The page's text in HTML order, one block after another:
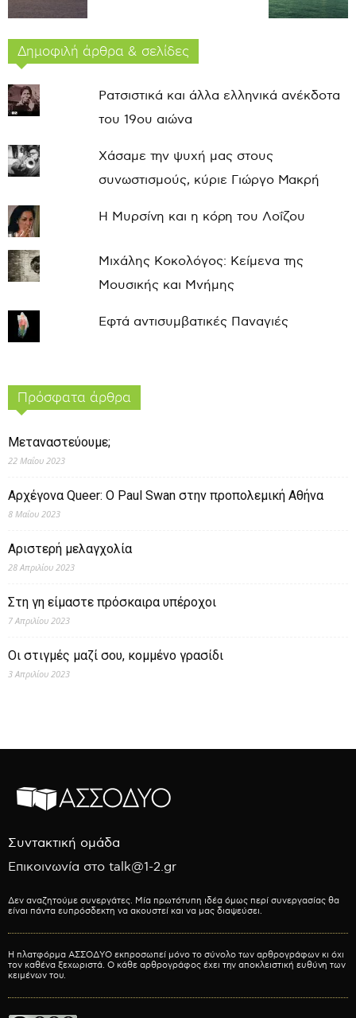
Δημοφιλή άρθρα & σελίδες
Ρατσιστικά και άλλα ελληνικά ανέκδοτα
του 19ου αιώνα
Χάσαμε την ψυχή μας στους
συνωστισμούς, κύριε Γιώργο Μακρή
Η Μυρσίνη και η κόρη του Λοΐζου
Μιχάλης Κοκολόγος: Κείμενα της
Μουσικής και Μνήμης
Εφτά αντισυμβατικές Παναγιές
Πρόσφατα άρθρα
Μεταναστεύουμε;
22 Μαΐου 2023
Αρχέγονα Queer: O Paul Swan στην προπολεμική Αθήνα
8 Μαΐου 2023
Αριστερή μελαγχολία
28 Απριλίου 2023
Στη γη είμαστε πρόσκαιρα υπέροχοι
7 Απριλίου 2023
Οι στιγμές μαζί σου, κομμένο γρασίδι
3 Απριλίου 2023
Συντακτική ομάδα
Επικοινωνία στο talk@1-2.gr
Δεν αναζητούμε συνεργάτες. Μία πρωτότυπη ιδέα όμως περί συνεργασίας θα
είναι πάντα ευπρόσδεκτη να ακουστεί και να μας διαψεύσει.
Η πλατφόρμα ΑΣΣΟΔΥΟ εκπροσωπεί μόνο το σύνολο των αρθρογράφων κι όχι
τον καθένα ξεχωριστά. Ο κάθε αρθρογράφος έχει την αποκλειστική ευθύνη των
κειμένων του.